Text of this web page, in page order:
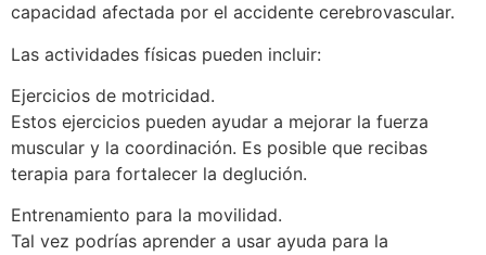
capacidad afectada por el accidente cerebrovascular.
Las actividades físicas pueden incluir:
Ejercicios de motricidad.
Estos ejercicios pueden ayudar a mejorar la fuerza
muscular y la coordinación. Es posible que recibas
terapia para fortalecer la deglución.
Entrenamiento para la movilidad.
Tal vez podrías aprender a usar ayuda para la